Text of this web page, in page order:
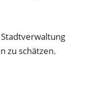
zu schätzen.